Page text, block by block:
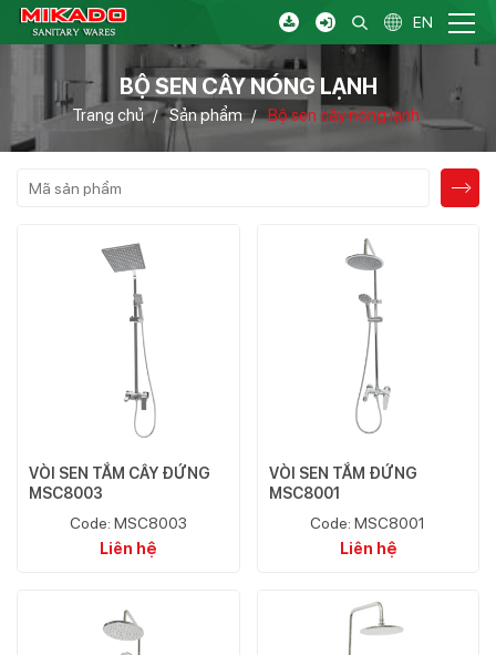
EN
BỘ SEN CÂY NÓNG LẠNH
Trang chủ / Sản phẩm / Bộ sen cây nóng lạnh
VÒI SEN TẮM CÂY ĐỨNG
MSC8003
Code: MSC8003
Liên hệ
VÒI SEN TẮM ĐỨNG
MSC8001
Code: MSC8001
Liên hệ